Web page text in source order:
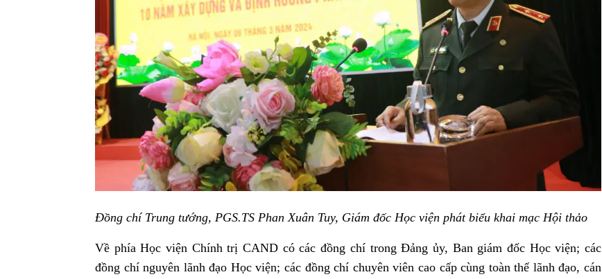
Đồng chí Trung tướng, PGS.TS Phan Xuân Tuy, Giám đốc Học viện phát biểu khai mạc Hội thảo
Về phía Học viện Chính trị CAND có các đồng chí trong Đảng ủy, Ban giám đốc Học viện; các
đồng chí nguyên lãnh đạo Học viện; các đồng chí chuyên viên cao cấp cùng toàn thể lãnh đạo, cán